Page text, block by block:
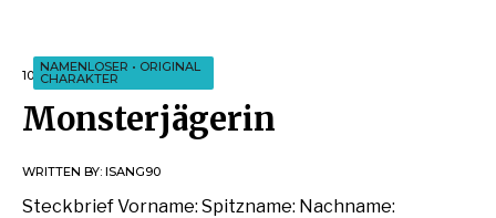
NAMENLOSER • ORIGINAL
CHARAKTER
10. APRIL 2019
Monsterjägerin
WRITTEN BY: ISANG90
Steckbrief Vorname: Spitzname: Nachname: